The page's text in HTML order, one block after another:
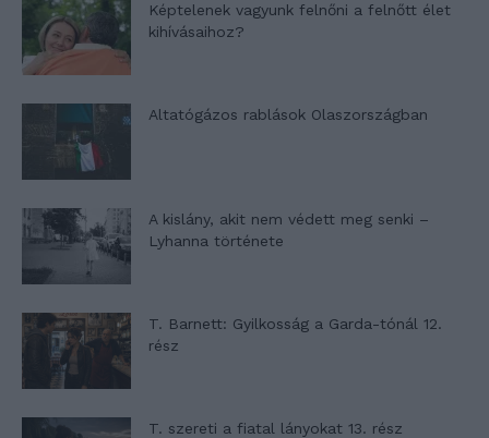
Képtelenek vagyunk felnőni a felnőtt élet
kihívásaihoz?
Altatógázos rablások Olaszországban
A kislány, akit nem védett meg senki –
Lyhanna története
T. Barnett: Gyilkosság a Garda-tónál 12.
rész
T. szereti a fiatal lányokat 13. rész